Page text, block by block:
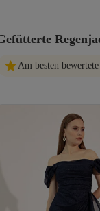
Am besten